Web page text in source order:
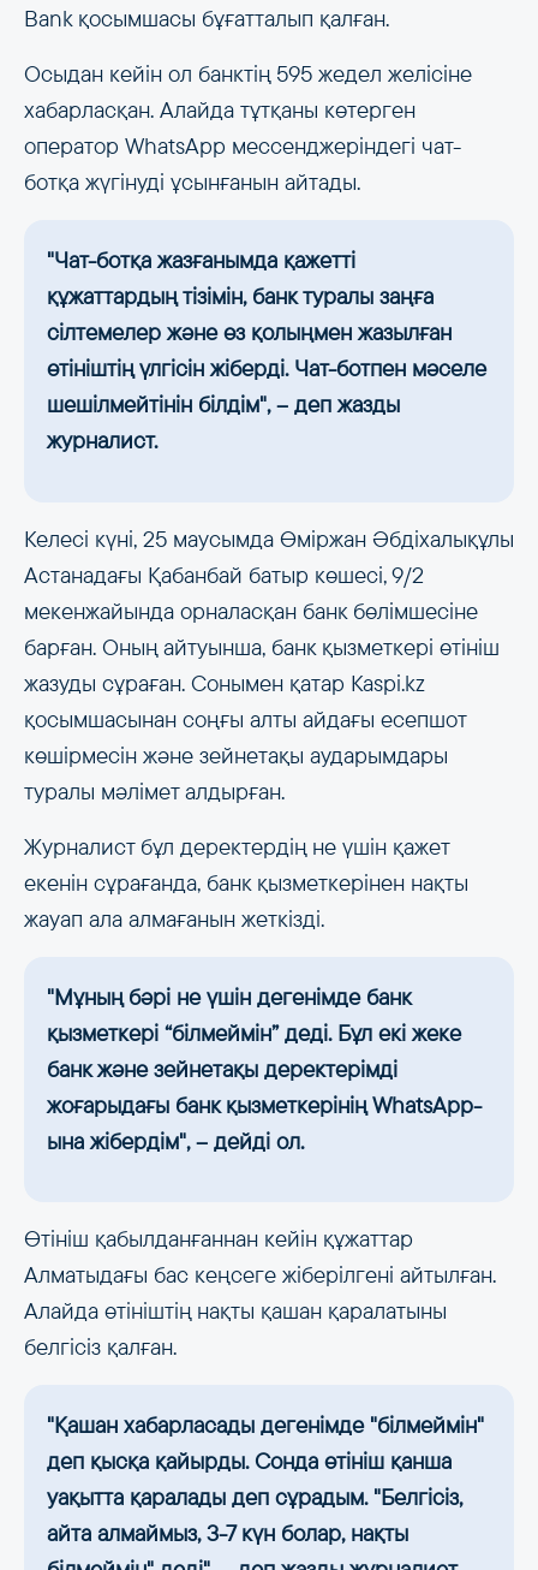
Bank қосымшасы бұғатталып қалған.
Осыдан кейін ол банктің 595 жедел желісіне
хабарласқан. Алайда тұтқаны көтерген
оператор WhatsApp мессенджеріндегі чат-
ботқа жүгінуді ұсынғанын айтады.
"Чат-ботқа жазғанымда қажетті
құжаттардың тізімін, банк туралы заңға
сілтемелер және өз қолыңмен жазылған
өтініштің үлгісін жіберді. Чат-ботпен мәселе
шешілмейтінін білдім", – деп жазды
журналист.
Келесі күні, 25 маусымда Өміржан Әбдіхалықұлы
Астанадағы Қабанбай батыр көшесі, 9/2
мекенжайында орналасқан банк бөлімшесіне
барған. Оның айтуынша, банк қызметкері өтініш
жазуды сұраған. Сонымен қатар Kaspi.kz
қосымшасынан соңғы алты айдағы есепшот
көшірмесін және зейнетақы аударымдары
туралы мәлімет алдырған.
Журналист бұл деректердің не үшін қажет
екенін сұрағанда, банк қызметкерінен нақты
жауап ала алмағанын жеткізді.
"Мұның бәрі не үшін дегенімде банк
қызметкері “білмеймін” деді. Бұл екі жеке
банк және зейнетақы деректерімді
жоғарыдағы банк қызметкерінің WhatsApp-
ына жібердім", – дейді ол.
Өтініш қабылданғаннан кейін құжаттар
Алматыдағы бас кеңсеге жіберілгені айтылған.
Алайда өтініштің нақты қашан қаралатыны
белгісіз қалған.
"Қашан хабарласады дегенімде "білмеймін"
деп қысқа қайырды. Сонда өтініш қанша
уақытта қаралады деп сұрадым. "Белгісіз,
айта алмаймыз, 3-7 күн болар, нақты